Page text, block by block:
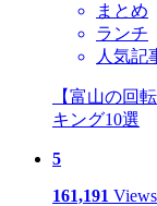
まとめ
ランチ
人気記
【富山の回
キング10選
5
161,191 Views